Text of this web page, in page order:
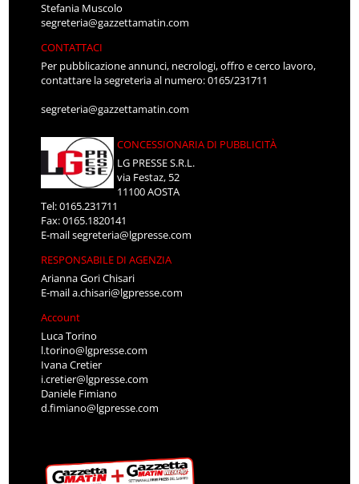
Stefania Muscolo
segreteria@gazzettamatin.com
CONTATTACI
Per pubblicazione annunci, necrologi, offro e cerco lavoro,
contattare la segreteria al numero: 0165/231711
segreteria@gazzettamatin.com
CONCESSIONARIA DI PUBBLICITÀ
LG PRESSE S.R.L.
via Festaz, 52
11100 AOSTA
Tel: 0165.231711
Fax: 0165.1820141
E-mailsegreteria@lgpresse.com
RESPONSABILE DI AGENZIA
Arianna Gori Chisari
E-maila.chisari@lgpresse.com
Account
Luca Torino
l.torino@lgpresse.com
Ivana Cretier
i.cretier@lgpresse.com
Daniele Fimiano
d.fimiano@lgpresse.com